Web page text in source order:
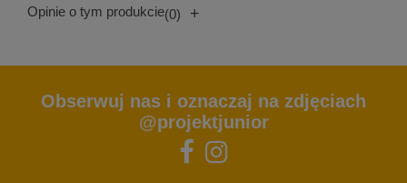
Opinie o tym produkcie(0) +
Obserwuj nas i oznaczaj na zdjęciach
@projektjunior